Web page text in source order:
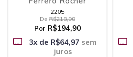
2205
De R$218,90
Por R$194,90
3x de R$64,97 sem
juros